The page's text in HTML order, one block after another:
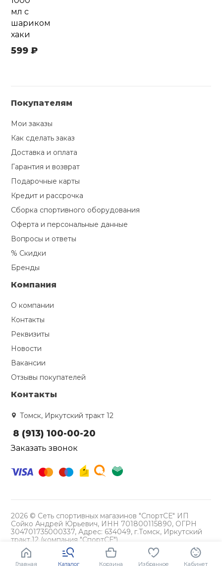
Главная Каталог Корзина Избранное Кабинет
мл с
шариком
хаки
599 ₽
Покупателям
Мои заказы
Как сделать заказ
Доставка и оплата
Гарантия и возврат
Подарочные карты
Кредит и рассрочка
Сборка спортивного оборудования
Оферта и персональные данные
Вопросы и ответы
% Скидки
Бренды
Компания
О компании
Контакты
Реквизиты
Новости
Вакансии
Отзывы покупателей
Контакты
Томск, Иркутский тракт 12
8 (913) 100-00-20
Заказать звонок
2026 © Сеть спортивных магазинов "СпортСЕ" ИП
Сойко Андрей Юрьевич, ИНН 701800115890, ОГРН
304701735000337, Адрес: 634049, г.Томск, Иркутский
тракт,12 (компания "СпортСЕ")
Политика конфиденциальности